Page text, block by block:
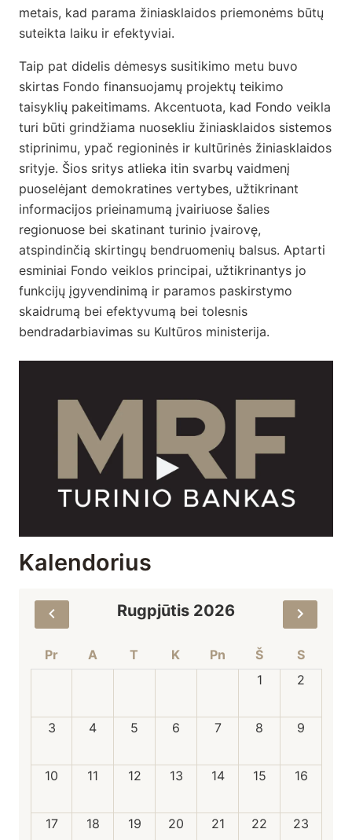
metais, kad parama žiniasklaidos priemonėms būtų
suteikta laiku ir efektyviai.
Taip pat didelis dėmesys susitikimo metu buvo
skirtas Fondo finansuojamų projektų teikimo
taisyklių pakeitimams. Akcentuota, kad Fondo veikla
turi būti grindžiama nuosekliu žiniasklaidos sistemos
stiprinimu, ypač regioninės ir kultūrinės žiniasklaidos
srityje. Šios sritys atlieka itin svarbų vaidmenį
puoselėjant demokratines vertybes, užtikrinant
informacijos prieinamumą įvairiuose šalies
regionuose bei skatinant turinio įvairovę,
atspindinčią skirtingų bendruomenių balsus. Aptarti
esminiai Fondo veiklos principai, užtikrinantys jo
funkcijų įgyvendinimą ir paramos paskirstymo
skaidrumą bei efektyvumą bei tolesnis
bendradarbiavimas su Kultūros ministerija.
Kalendorius
Rugpjūtis 2026
Pr A T K Pn Š
S
1
2
3 4 5 6 7 8 9
10 11 12 13 14 15 16
17 18 19 20 21 22 23